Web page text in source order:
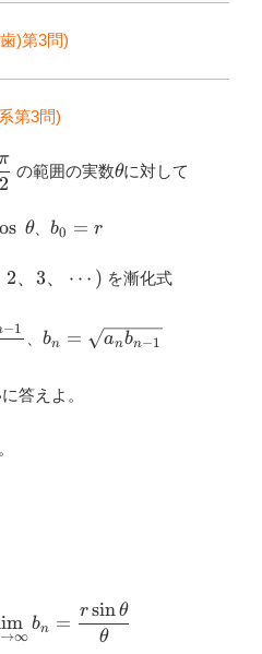
)第3問)
第3問)
2
の範囲の実数\theta
θに対して
s θ、b_0=r
b0 = r
2、3、 ⋯ ) を漸化式
{2}
−1
b_n=\sqrt{a_n
b_{n−1}}
bn = anbn−1
答えよ。
\displaystyle \lim_{n \to
→∞
im bn =
θ
r sinθ